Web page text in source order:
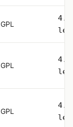
GPL
GPL
GPL